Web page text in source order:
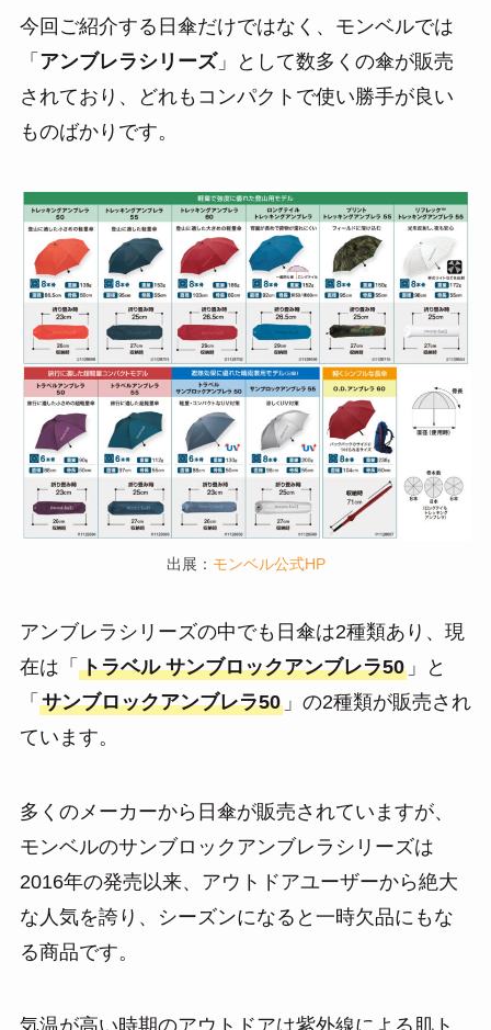
今回ご紹介する日傘だけではなく、モンベルでは
「 アンブレラシリーズ」として数多くの傘が販売
されており、どれもコンパクトで使い勝手が良い
ものばかりです。
出展： モンベル公式HP
アンブレラシリーズの中でも日傘は2種類あり、現
在は「 トラベル サンブロックアンブレラ50」と
「 サンブロックアンブレラ50」の2種類が販売され
ています。
多くのメーカーから日傘が販売されていますが、
モンベルのサンブロックアンブレラシリーズは
2016年の発売以来、アウトドアユーザーから絶大
な人気を誇り、シーズンになると一時欠品にもな
る商品です。